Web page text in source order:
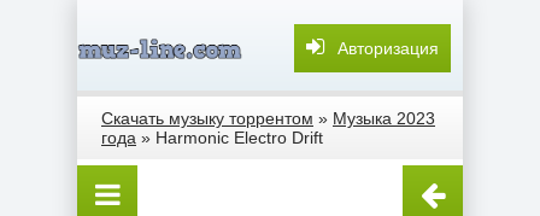
Авторизация
Скачать музыку торрентом » Музыка 2023
года » Harmonic Electro Drift